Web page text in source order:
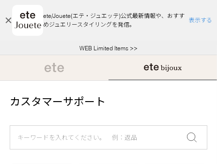
ete/Jouete(エテ・ジュエッテ)公式最新情報や、おすす
めジュエリースタイリングを発信。
表示する
エコラッピング及びエコポイント付与のご案内
ご注文いただいたお品物のお届け状況について
夏季休業についてのご案内
WEB Limited Items >>
採用のご案内
悪質な偽サイトにご注意ください
エコラッピング及びエコポイント付与のご案内
ご注文いただいたお品物のお届け状況について
カスタマーサポート